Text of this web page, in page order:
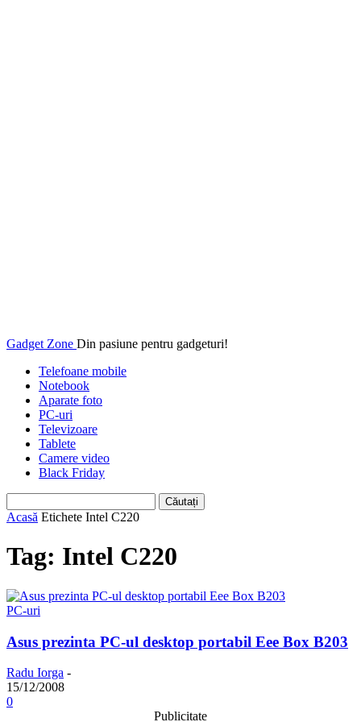
Gadget Zone Din pasiune pentru gadgeturi!
Telefoane mobile
Notebook
Aparate foto
PC-uri
Televizoare
Tablete
Camere video
Black Friday
Acasă Etichete Intel C220
Tag: Intel C220
PC-uri
Asus prezinta PC-ul desktop portabil Eee Box B203
Radu Iorga -
15/12/2008
0
Publicitate